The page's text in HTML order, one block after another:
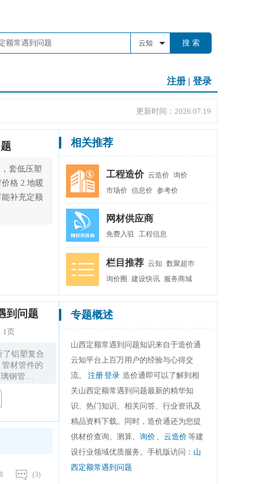
云知 搜 索
注册 | 登录
更新时间：2026.07.19
套低压塑
格 2.地暖
补充定额
相关推荐
工程造价 云造价 询价
市场价 信息价 参考价
网材供应商
免费入驻 工程信息
栏目推荐 云知 数聚超市
询价圈
建设快讯 服务商城
到问题
1页
了铝塑复合
材管件的
钢管
全管理和施
理论意义和
(3)
专题概述
山西定额常遇到问题知识来自于造价通
云知平台上百万用户的经验与心得交
流。 注册登录 造价通即可以了解到相
关山西定额常遇到问题最新的精华知
识、热门知识、相关问答、行业资讯及
精品资料下载。同时，造价通还为您提
供材价查询、测算、 询价 、 云造价等建
设行业领域优质服务。手机版访问： 山
西定额常遇到问题